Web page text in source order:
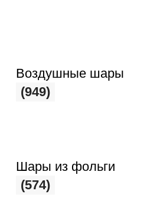
Воздушные шары
(949)
Шары из фольги
(574)